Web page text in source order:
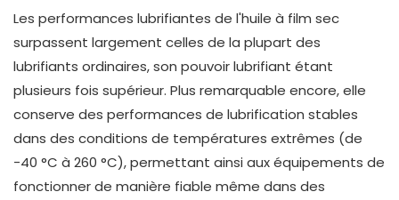
Les performances lubrifiantes de l'huile à film sec
surpassent largement celles de la plupart des
lubrifiants ordinaires, son pouvoir lubrifiant étant
plusieurs fois supérieur. Plus remarquable encore, elle
conserve des performances de lubrification stables
dans des conditions de températures extrêmes (de
-40 °C à 260 °C), permettant ainsi aux équipements de
fonctionner de manière fiable même dans des